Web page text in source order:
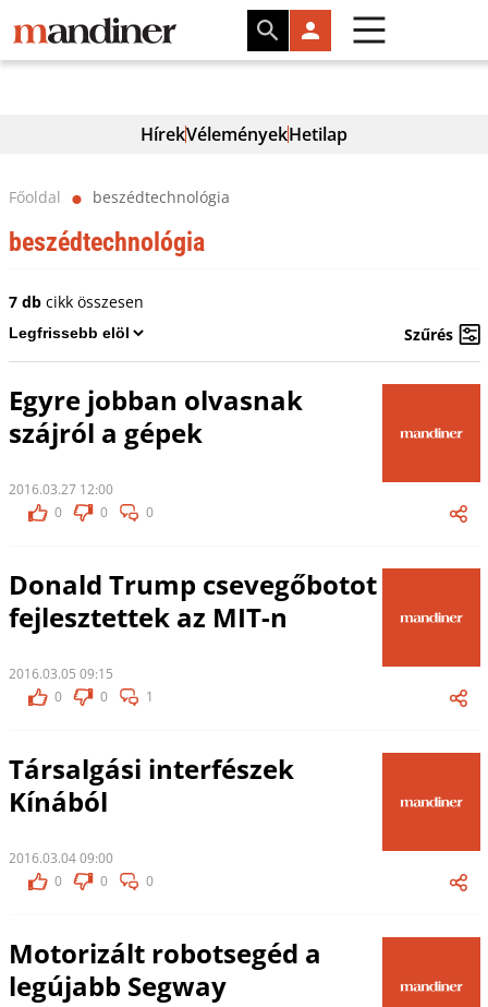
HírekVéleményekHetilap
Főoldal ⬤ beszédtechnológia
beszédtechnológia
7 dbcikk összesen
Szűrés
Egyre jobban olvasnak
szájról a gépek
2016.03.27 12:00
0
0 0
Donald Trump csevegőbotot
fejlesztettek az MIT-n
2016.03.05 09:15
0
0 1
Társalgási interfészek
Kínából
2016.03.04 09:00
0
0 0
Motorizált robotsegéd a
legújabb Segway